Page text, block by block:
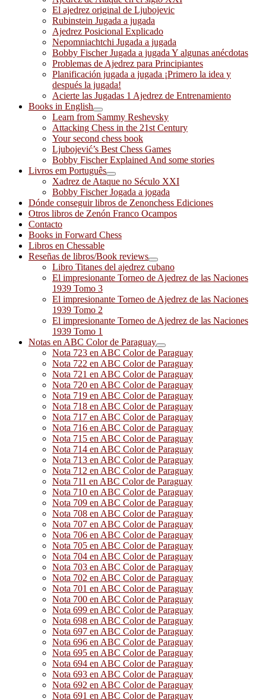
El ajedrez original de Ljubojevic
Rubinstein Jugada a jugada
Ajedrez Posicional Explicado
Nepomniachtchi Jugada a jugada
Bobby Fischer Jugada a jugada Y algunas anécdotas
Problemas de Ajedrez para Principiantes
Planificación jugada a jugada ¡Primero la idea y
después la jugada!
Acierte las Jugadas 1 Ajedrez de Entrenamiento
Books in English
Learn from Sammy Reshevsky
Attacking Chess in the 21st Century
Your second chess book
Ljubojević’s Best Chess Games
Bobby Fischer Explained And some stories
Livros em Português
Xadrez de Ataque no Século XXI
Bobby Fischer Jogada a jogada
Dónde conseguir libros de Zenonchess Ediciones
Otros libros de Zenón Franco Ocampos
Contacto
Books in Forward Chess
Libros en Chessable
Reseñas de libros/Book reviews
Libro Titanes del ajedrez cubano
El impresionante Torneo de Ajedrez de las Naciones
1939 Tomo 3
El impresionante Torneo de Ajedrez de las Naciones
1939 Tomo 2
El impresionante Torneo de Ajedrez de las Naciones
1939 Tomo 1
Notas en ABC Color de Paraguay
Nota 723 en ABC Color de Paraguay
Nota 722 en ABC Color de Paraguay
Nota 721 en ABC Color de Paraguay
Nota 720 en ABC Color de Paraguay
Nota 719 en ABC Color de Paraguay
Nota 718 en ABC Color de Paraguay
Nota 717 en ABC Color de Paraguay
Nota 716 en ABC Color de Paraguay
Nota 715 en ABC Color de Paraguay
Nota 714 en ABC Color de Paraguay
Nota 713 en ABC Color de Paraguay
Nota 712 en ABC Color de Paraguay
Nota 711 en ABC Color de Paraguay
Nota 710 en ABC Color de Paraguay
Nota 709 en ABC Color de Paraguay
Nota 708 en ABC Color de Paraguay
Nota 707 en ABC Color de Paraguay
Nota 706 en ABC Color de Paraguay
Nota 705 en ABC Color de Paraguay
Nota 704 en ABC Color de Paraguay
Nota 703 en ABC Color de Paraguay
Nota 702 en ABC Color de Paraguay
Nota 701 en ABC Color de Paraguay
Nota 700 en ABC Color de Paraguay
Nota 699 en ABC Color de Paraguay
Nota 698 en ABC Color de Paraguay
Nota 697 en ABC Color de Paraguay
Nota 696 en ABC Color de Paraguay
Nota 695 en ABC Color de Paraguay
Nota 694 en ABC Color de Paraguay
Nota 693 en ABC Color de Paraguay
Nota 692 en ABC Color de Paraguay
Nota 691 en ABC Color de Paraguay